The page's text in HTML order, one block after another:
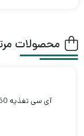
محصولات
آی سی تغذیه LC1160